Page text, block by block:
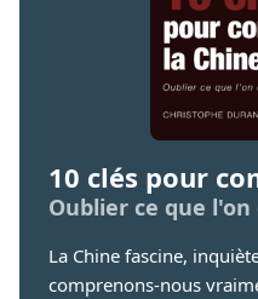
10 clés pour
Oublier ce que
La Chine fascine,
comprenons-nous